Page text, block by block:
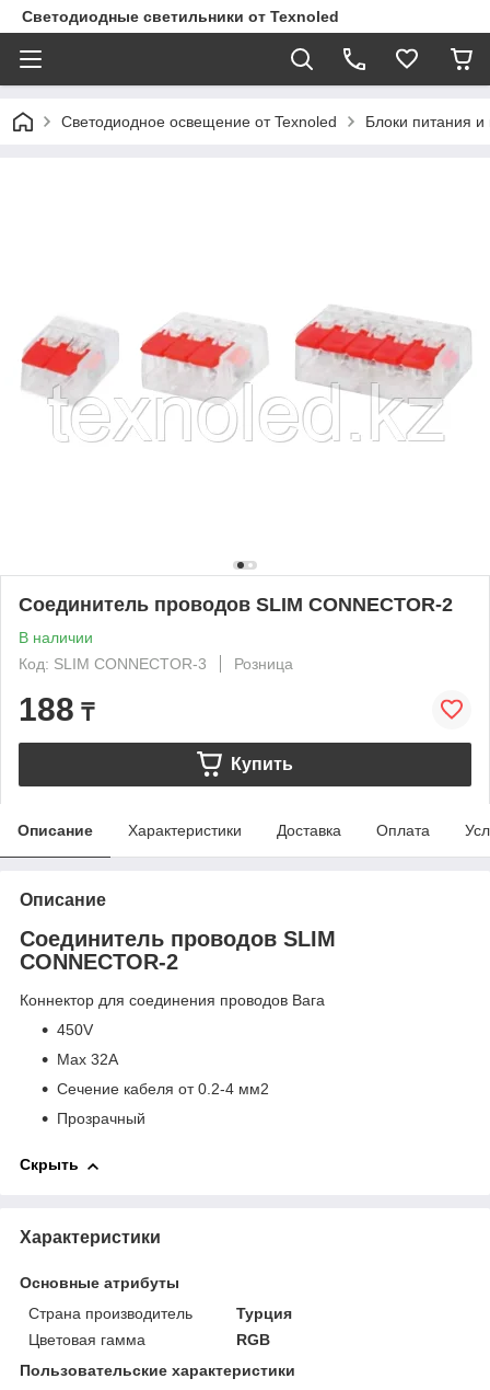
Светодиодные светильники от Texnoled
Светодиодное освещение от Texnoled Блоки питания
Соединитель проводов SLIM CONNECTOR-2
В наличии
Код: SLIM CONNECTOR-3
Розница
188 ₸
Купить
Описание Характеристики Доставка Оплата
Описание
Соединитель проводов SLIM
CONNECTOR-2
Коннектор для соединения проводов Вага
450V
Max 32A
Сечение кабеля от 0.2-4 мм2
Прозрачный
Скрыть
Характеристики
Основные атрибуты
Страна производитель
Турция
Цветовая гамма
RGB
Пользовательские характеристики